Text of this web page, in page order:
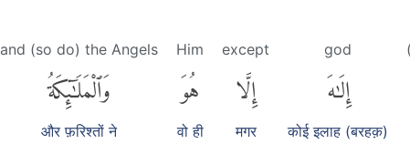
god
إِلَٰهَ
कोई इलाह (बरहक़)
except
إِلَّا
मगर
Him
هُوَ
वो ही
and (so do) the Angels
وَٱلْمَلَٰٓئِكَةُ
और फ़रिश्तों ने